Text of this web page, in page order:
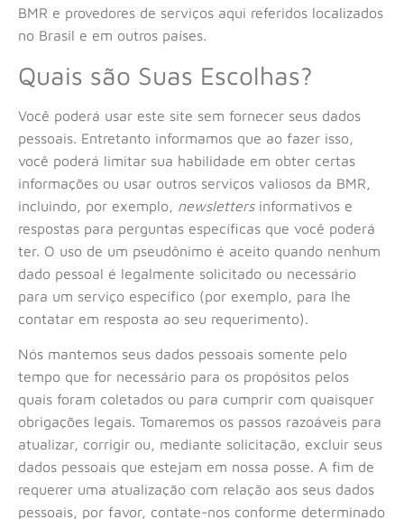
BMR e provedores de serviços aqui referidos localizados
no Brasil e em outros países.
Quais são Suas Escolhas?
Você poderá usar este site sem fornecer seus dados
pessoais. Entretanto informamos que ao fazer isso,
você poderá limitar sua habilidade em obter certas
informações ou usar outros serviços valiosos da BMR,
incluindo, por exemplo, newslettersinformativos e
respostas para perguntas específicas que você poderá
ter. O uso de um pseudônimo é aceito quando nenhum
dado pessoal é legalmente solicitado ou necessário
para um serviço específico (por exemplo, para lhe
contatar em resposta ao seu requerimento).
Nós mantemos seus dados pessoais somente pelo
tempo que for necessário para os propósitos pelos
quais foram coletados ou para cumprir com quaisquer
obrigações legais. Tomaremos os passos razoáveis para
atualizar, corrigir ou, mediante solicitação, excluir seus
dados pessoais que estejam em nossa posse. A fim de
requerer uma atualização com relação aos seus dados
pessoais, por favor, contate-nos conforme determinado